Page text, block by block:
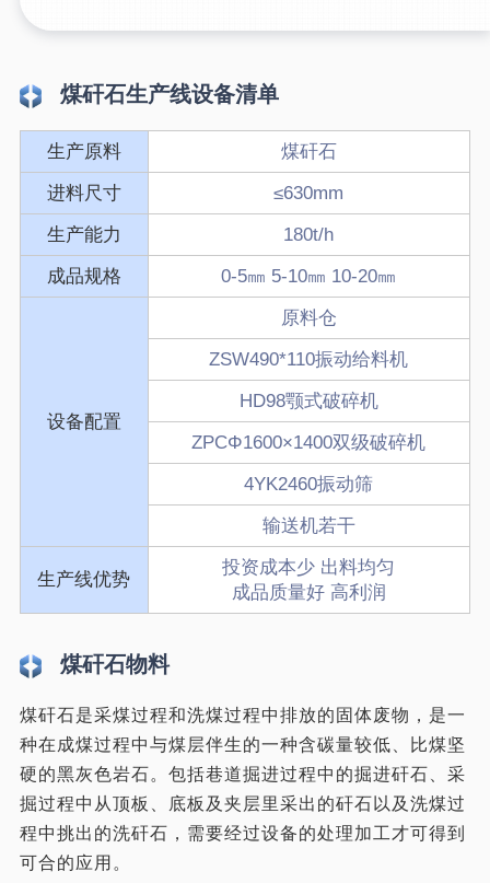
煤矸石生产线设备清单
生产原料
煤矸石
进料尺寸
≤630mm
生产能力
180t/h
成品规格
0-5㎜ 5-10㎜ 10-20㎜
设备配置
原料仓
ZSW490*110振动给料机
HD98颚式破碎机
ZPCΦ1600×1400双级破碎机
4YK2460振动筛
输送机若干
生产线优势
投资成本少 出料均匀
成品质量好 高利润
煤矸石物料
煤矸石是采煤过程和洗煤过程中排放的固体废物，是一
种在成煤过程中与煤层伴生的一种含碳量较低、比煤坚
硬的黑灰色岩石。包括巷道掘进过程中的掘进矸石、采
掘过程中从顶板、底板及夹层里采出的矸石以及洗煤过
程中挑出的洗矸石，需要经过设备的处理加工才可得到
可合的应用。